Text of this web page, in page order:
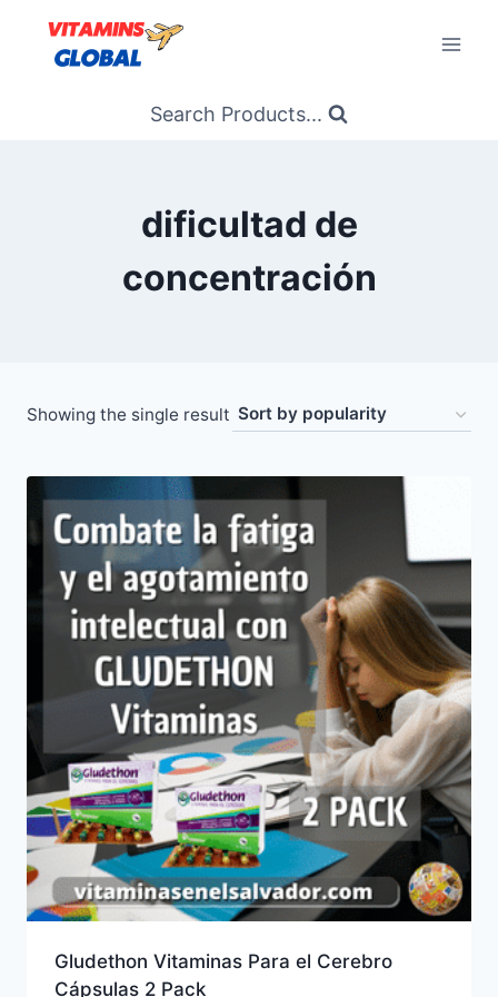
content
Search Products...
dificultad de
concentración
Showing the single result
Gludethon Vitaminas Para el Cerebro
Cápsulas 2 Pack